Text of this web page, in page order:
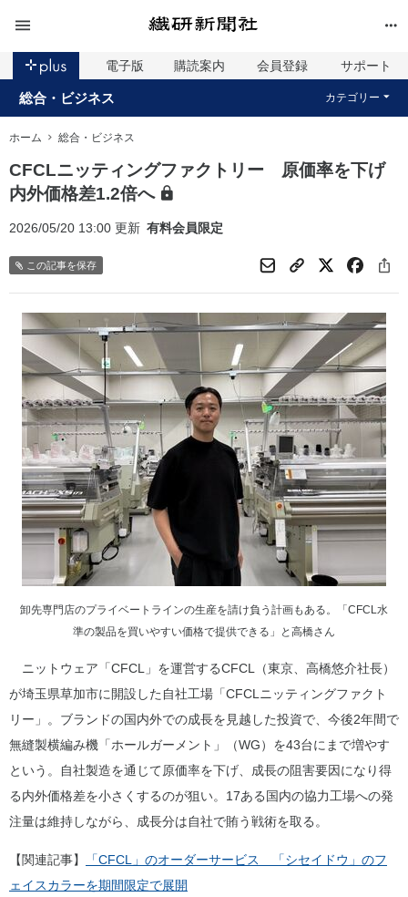
電子版 購読案内 会員登録 サポート
総合・ビジネス カテゴリー
ホーム 総合・ビジネス
CFCLニッティングファクトリー 原価率を下げ
内外価格差1.2倍へ
2026/05/20 13:00 更新 有料会員限定
この記事を保存
卸先専門店のプライベートラインの生産を請け負う計画もある。「CFCL水
準の製品を買いやすい価格で提供できる」と高橋さん
ニットウェア「CFCL」を運営するCFCL（東京、高橋悠介社長）
が埼玉県草加市に開設した自社工場「CFCLニッティングファクト
リー」。ブランドの国内外での成長を見越した投資で、今後2年間で
無縫製横編み機「ホールガーメント」（WG）を43台にまで増やす
という。自社製造を通じて原価率を下げ、成長の阻害要因になり得
る内外価格差を小さくするのが狙い。17ある国内の協力工場への発
注量は維持しながら、成長分は自社で賄う戦術を取る。
【関連記事】
「CFCL」のオーダーサービス 「シセイドウ」のフ
ェイスカラーを期間限定で展開